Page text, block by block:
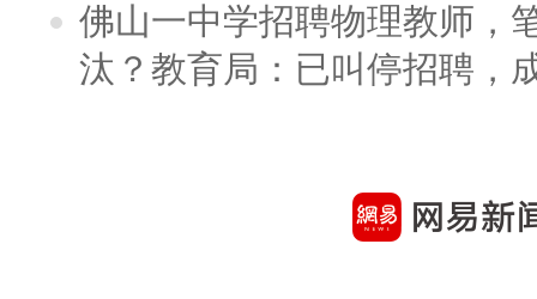
佛山一中学招聘物理教师，
汰？教育局：已叫停招聘，